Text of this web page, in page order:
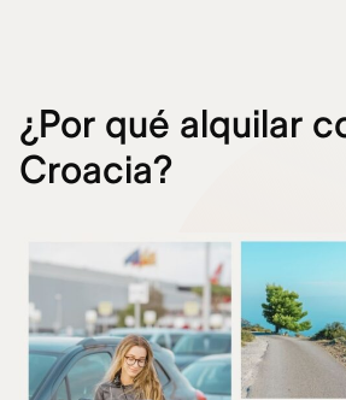
¿Por qué alquilar
Croacia?